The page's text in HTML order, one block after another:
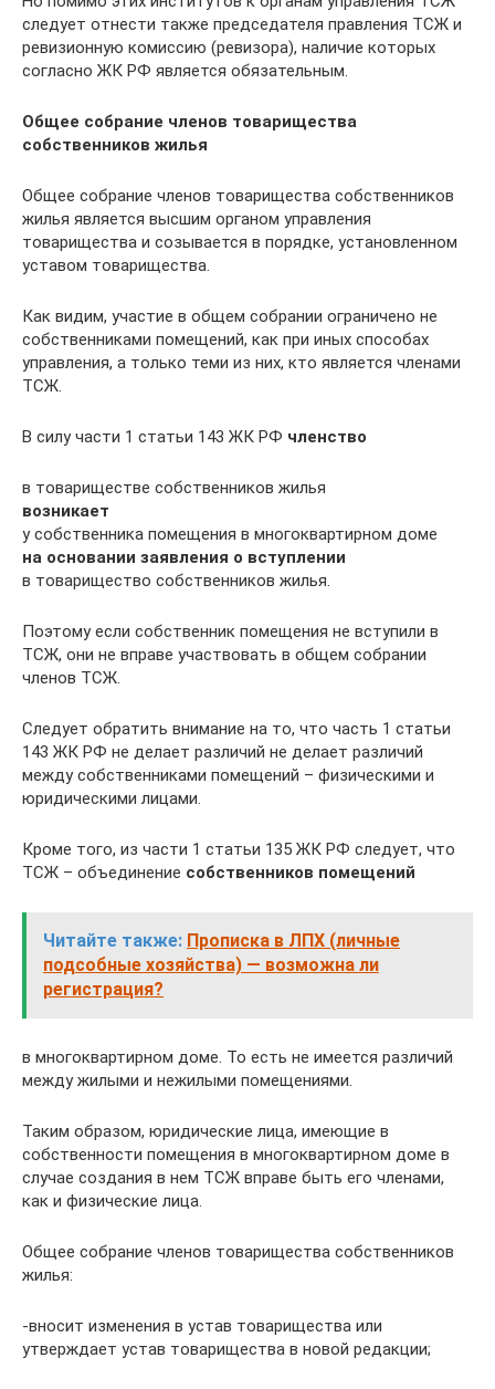
следует отнести также председателя правления ТСЖ и
ревизионную комиссию (ревизора), наличие которых
согласно ЖК РФ является обязательным.
Общее собрание членов товарищества
собственников жилья
Общее собрание членов товарищества собственников
жилья является высшим органом управления
товарищества и созывается в порядке, установленном
уставом товарищества.
Как видим, участие в общем собрании ограничено не
собственниками помещений, как при иных способах
управления, а только теми из них, кто является членами
ТСЖ.
В силу части 1 статьи 143 ЖК РФ членство
в товариществе собственников жилья
возникает
у собственника помещения в многоквартирном доме
на основании заявления о вступлении
в товарищество собственников жилья.
Поэтому если собственник помещения не вступили в
ТСЖ, они не вправе участвовать в общем собрании
членов ТСЖ.
Следует обратить внимание на то, что часть 1 статьи
143 ЖК РФ не делает различий не делает различий
между собственниками помещений – физическими и
юридическими лицами.
Кроме того, из части 1 статьи 135 ЖК РФ следует, что
ТСЖ – объединение собственников помещений
Читайте также: Прописка в ЛПХ (личные
подсобные хозяйства) — возможна ли
регистрация?
в многоквартирном доме. То есть не имеется различий
между жилыми и нежилыми помещениями.
Таким образом, юридические лица, имеющие в
собственности помещения в многоквартирном доме в
случае создания в нем ТСЖ вправе быть его членами,
как и физические лица.
Общее собрание членов товарищества собственников
жилья:
-вносит изменения в устав товарищества или
утверждает устав товарищества в новой редакции;